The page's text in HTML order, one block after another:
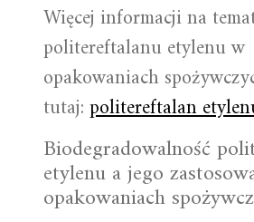
Więcej informacji na
politereftalanu etylenu w
opakowaniach
tutaj:politereftalan
Biodegradowalność
etylenu a jego
opakowaniach